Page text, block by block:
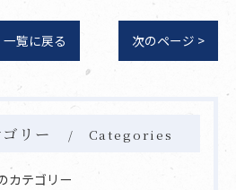
一覧に戻る 次のページ >
リー Categories
カテゴリー